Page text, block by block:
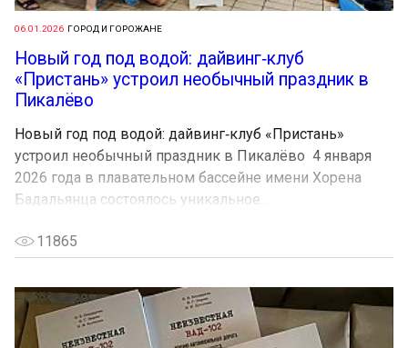
06.01.2026 ГОРОД И ГОРОЖАНЕ
Новый год под водой: дайвинг‑клуб
«Пристань» устроил необычный праздник в
Пикалёво
Новый год под водой: дайвинг‑клуб «Пристань»
устроил необычный праздник в Пикалёво 4 января
2026 года в плавательном бассейне имени Хорена
Бадальянца состоялось уникальное...
11865